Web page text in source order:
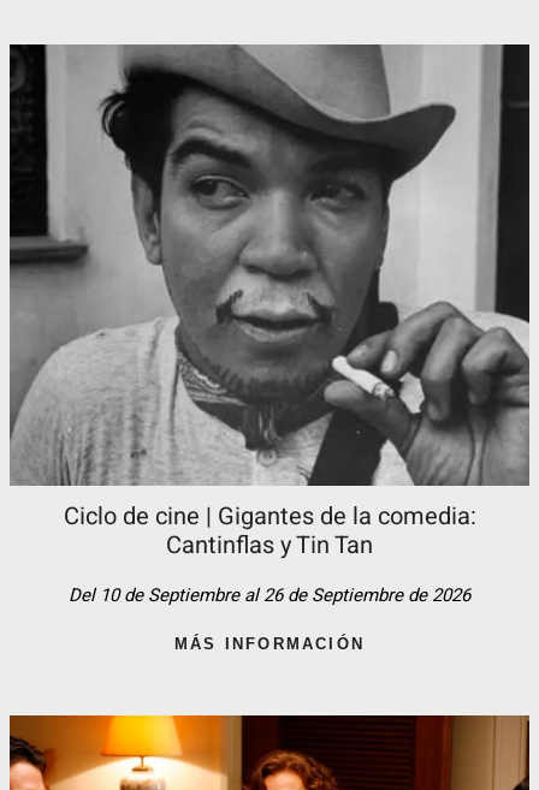
Ciclo de cine | Gigantes de la comedia:
Cantinflas y Tin Tan​
Del 10 de Septiembre al 26 de Septiembre de 2026
MÁS INFORMACIÓN